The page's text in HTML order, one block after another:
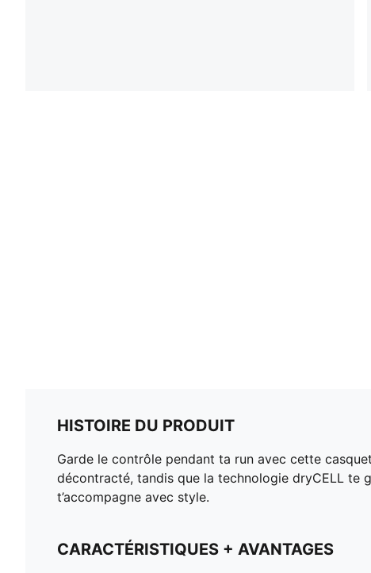
HISTOIRE DU PRODUIT
Garde le contrôle pendant ta run avec cette
décontracté, tandis que la technologie dryCELL te
t’accompagne avec style.
CARACTÉRISTIQUES + AVANTAGES